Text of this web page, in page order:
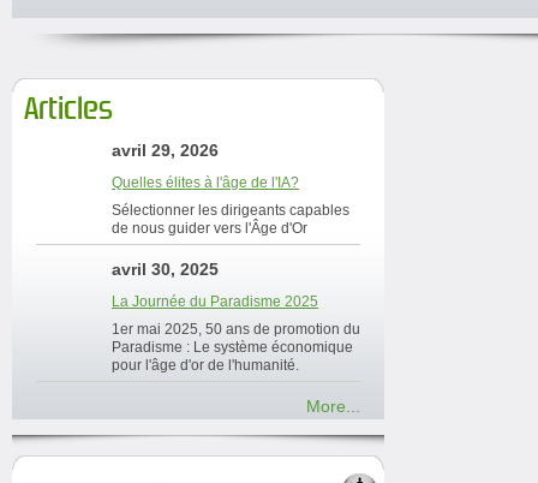
Articles
avril 29, 2026
Quelles élites à l'âge de l'IA?
Sélectionner les dirigeants capables
de nous guider vers l'Âge d'Or
avril 30, 2025
La Journée du Paradisme 2025
1er mai 2025, 50 ans de promotion du
Paradisme : Le système économique
pour l'âge d'or de l'humanité.
More...